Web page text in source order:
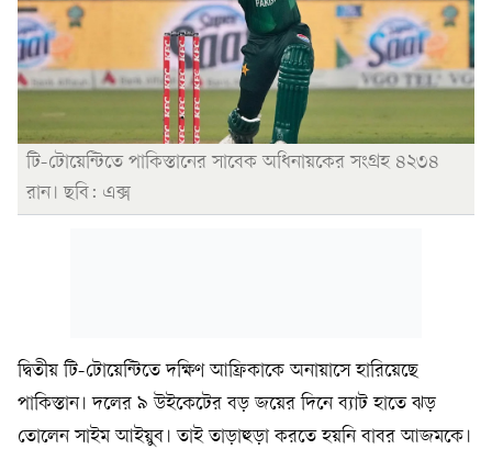
টি-টোয়েন্টিতে পাকিস্তানের সাবেক অধিনায়কের সংগ্রহ ৪২৩৪
রান। ছবি: এক্স
দ্বিতীয় টি-টোয়েন্টিতে দক্ষিণ আফ্রিকাকে অনায়াসে হারিয়েছে
পাকিস্তান। দলের ৯ উইকেটের বড় জয়ের দিনে ব্যাট হাতে ঝড়
তোলেন সাইম আইয়ুব। তাই তাড়াহুড়া করতে হয়নি বাবর আজমকে।